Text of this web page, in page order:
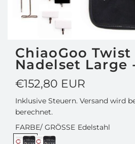
ChiaoGoo Twist
Nadelset Large
R
e
g
u
€152,80 EUR
Inklusive Steuern. Versand wird
berechnet.
FARBE/ GRÖSSE
Edelstahl